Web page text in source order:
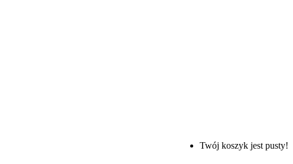
Twój koszyk jest pusty!